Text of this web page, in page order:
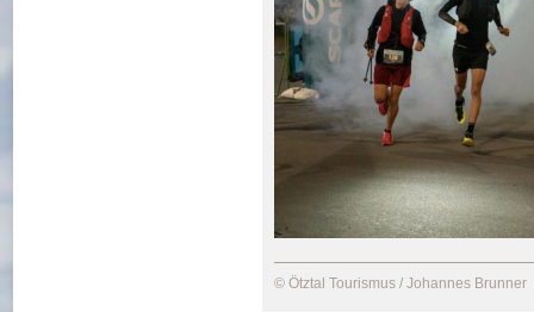
© Ötztal Tourismus / Johannes Brunner